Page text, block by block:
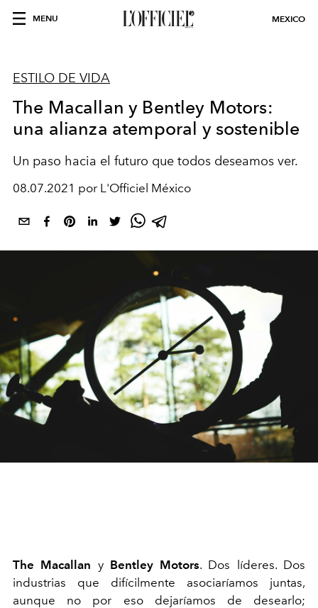
MENU MEXICO
ESTILO DE VIDA
The Macallan y Bentley Motors:
una alianza atemporal y sostenible
Un paso hacia el futuro que todos deseamos ver.
08.07.2021 por L'Officiel México
The Macallan yBentley Motors. Dos líderes. Dos
industrias que difícilmente asociaríamos juntas,
aunque no por eso dejaríamos de desearlo;